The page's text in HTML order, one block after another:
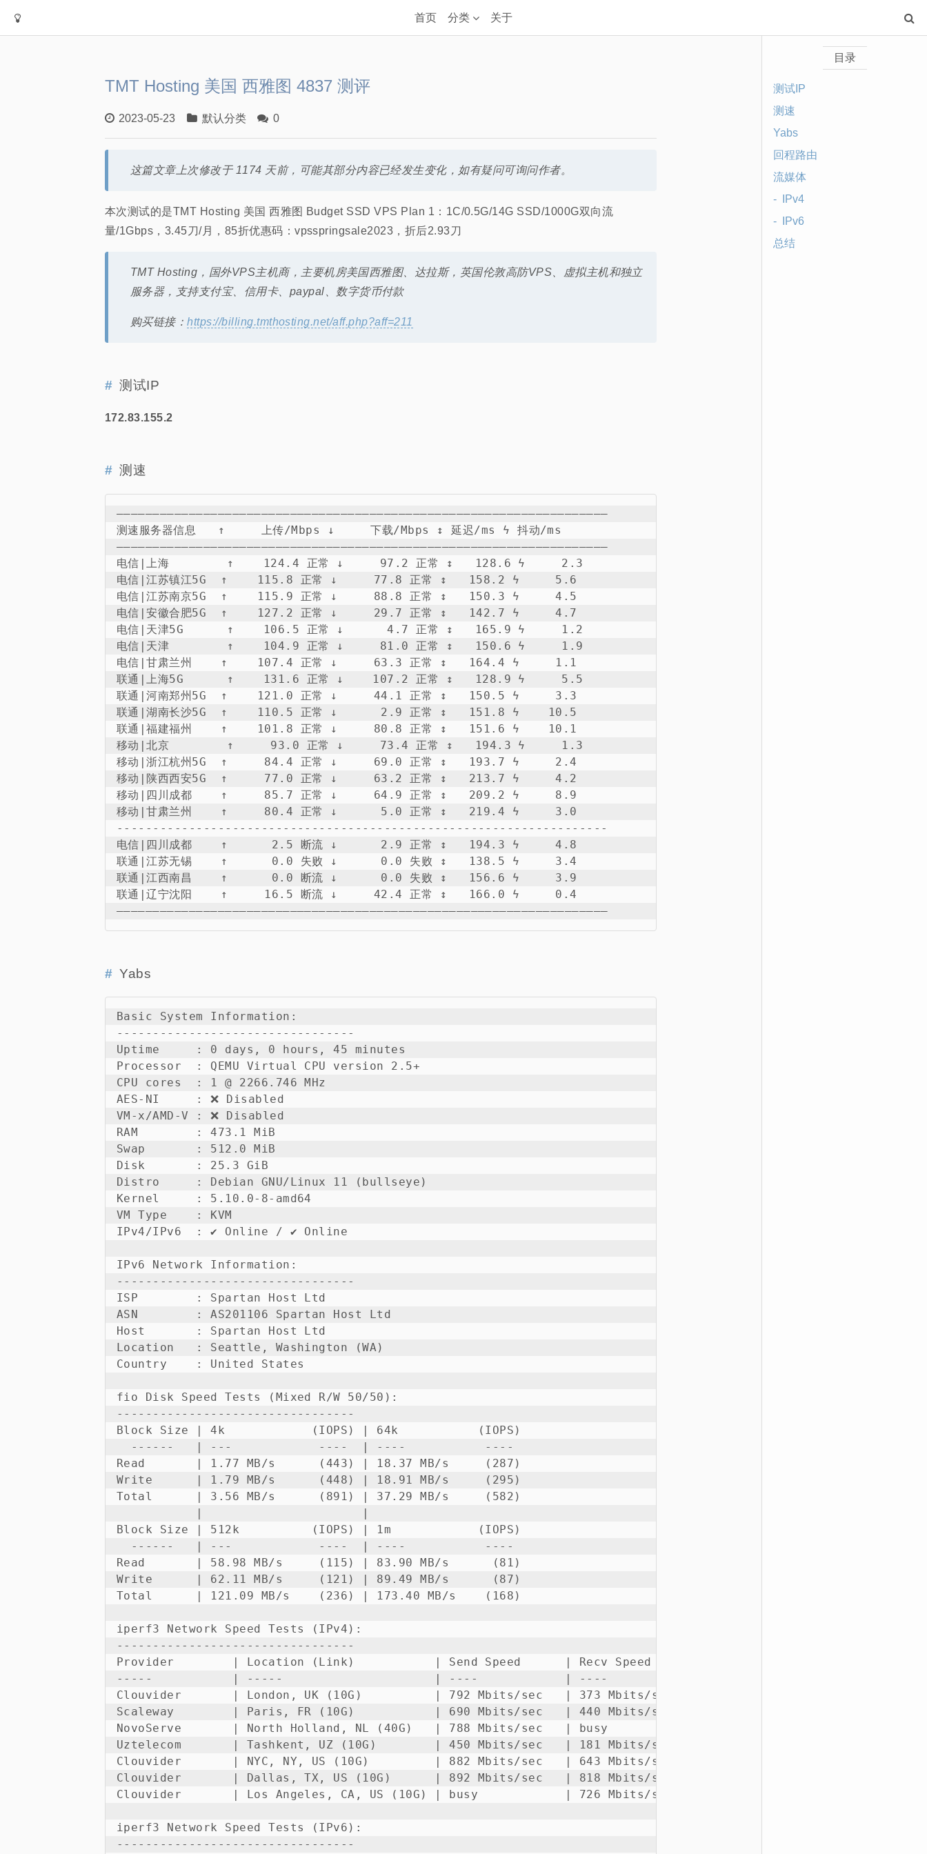
首页 分类 关于
TMT Hosting 美国 西雅图 4837 测评
2023-05-23 默认分类 0
这篇文章上次修改于 1174 天前，可能其部分内容已经发生变化，如有疑问可询问作者。
本次测试的是TMT Hosting 美国 西雅图 Budget SSD VPS Plan 1：1C/0.5G/14G SSD/1000G双向流
量/1Gbps，3.45刀/月，85折优惠码：vpsspringsale2023，折后2.93刀
TMT Hosting，国外VPS主机商，主要机房美国西雅图、达拉斯，英国伦敦高防VPS、虚拟主机和独立
服务器，支持支付宝、信用卡、paypal、数字货币付款
购买链接：https://billing.tmthosting.net/aff.php?aff=211
测试IP
172.83.155.2
测速
————————————————————————————————————————————————————————————————————
测速服务器信息   ↑     上传/Mbps ↓     下载/Mbps ↕ 延迟/ms ϟ 抖动/ms
————————————————————————————————————————————————————————————————————
电信|上海        ↑    124.4 正常 ↓     97.2 正常 ↕   128.6 ϟ     2.3
电信|江苏镇江5G  ↑    115.8 正常 ↓     77.8 正常 ↕   158.2 ϟ     5.6
电信|江苏南京5G  ↑    115.9 正常 ↓     88.8 正常 ↕   150.3 ϟ     4.5
电信|安徽合肥5G  ↑    127.2 正常 ↓     29.7 正常 ↕   142.7 ϟ     4.7
电信|天津5G      ↑    106.5 正常 ↓      4.7 正常 ↕   165.9 ϟ     1.2
电信|天津        ↑    104.9 正常 ↓     81.0 正常 ↕   150.6 ϟ     1.9
电信|甘肃兰州    ↑    107.4 正常 ↓     63.3 正常 ↕   164.4 ϟ     1.1
联通|上海5G      ↑    131.6 正常 ↓    107.2 正常 ↕   128.9 ϟ     5.5
联通|河南郑州5G  ↑    121.0 正常 ↓     44.1 正常 ↕   150.5 ϟ     3.3
联通|湖南长沙5G  ↑    110.5 正常 ↓      2.9 正常 ↕   151.8 ϟ    10.5
联通|福建福州    ↑    101.8 正常 ↓     80.8 正常 ↕   151.6 ϟ    10.1
移动|北京        ↑     93.0 正常 ↓     73.4 正常 ↕   194.3 ϟ     1.3
移动|浙江杭州5G  ↑     84.4 正常 ↓     69.0 正常 ↕   193.7 ϟ     2.4
移动|陕西西安5G  ↑     77.0 正常 ↓     63.2 正常 ↕   213.7 ϟ     4.2
移动|四川成都    ↑     85.7 正常 ↓     64.9 正常 ↕   209.2 ϟ     8.9
移动|甘肃兰州    ↑     80.4 正常 ↓      5.0 正常 ↕   219.4 ϟ     3.0
--------------------------------------------------------------------
电信|四川成都    ↑      2.5 断流 ↓      2.9 正常 ↕   194.3 ϟ     4.8
联通|江苏无锡    ↑      0.0 失败 ↓      0.0 失败 ↕   138.5 ϟ     3.4
联通|江西南昌    ↑      0.0 断流 ↓      0.0 失败 ↕   156.6 ϟ     3.9
联通|辽宁沈阳    ↑     16.5 断流 ↓     42.4 正常 ↕   166.0 ϟ     0.4
————————————————————————————————————————————————————————————————————
Yabs
Basic System Information:
---------------------------------
Uptime     : 0 days, 0 hours, 45 minutes
Processor  : QEMU Virtual CPU version 2.5+
CPU cores  : 1 @ 2266.746 MHz
AES-NI     : ❌ Disabled
VM-x/AMD-V : ❌ Disabled
RAM        : 473.1 MiB
Swap       : 512.0 MiB
Disk       : 25.3 GiB
Distro     : Debian GNU/Linux 11 (bullseye)
Kernel     : 5.10.0-8-amd64
VM Type    : KVM
IPv4/IPv6  : ✔ Online / ✔ Online
IPv6 Network Information:
---------------------------------
ISP        : Spartan Host Ltd
ASN        : AS201106 Spartan Host Ltd
Host       : Spartan Host Ltd
Location   : Seattle, Washington (WA)
Country    : United States
fio Disk Speed Tests (Mixed R/W 50/50):
---------------------------------
Block Size | 4k            (IOPS) | 64k           (IOPS)
  ------   | ---            ----  | ----           ----
Read       | 1.77 MB/s      (443) | 18.37 MB/s     (287)
Write      | 1.79 MB/s      (448) | 18.91 MB/s     (295)
Total      | 3.56 MB/s      (891) | 37.29 MB/s     (582)
           |                      |
Block Size | 512k          (IOPS) | 1m            (IOPS)
  ------   | ---            ----  | ----           ----
Read       | 58.98 MB/s     (115) | 83.90 MB/s      (81)
Write      | 62.11 MB/s     (121) | 89.49 MB/s      (87)
Total      | 121.09 MB/s    (236) | 173.40 MB/s    (168)
iperf3 Network Speed Tests (IPv4):
---------------------------------
Provider        | Location (Link)           | Send Speed      | Recv Speed      | Ping
-----           | -----                     | ----            | ----            | ----
Clouvider       | London, UK (10G)          | 792 Mbits/sec   | 373 Mbits/sec   | 123 ms
Scaleway        | Paris, FR (10G)           | 690 Mbits/sec   | 440 Mbits/sec   | 156 ms
NovoServe       | North Holland, NL (40G)   | 788 Mbits/sec   | busy            | 140 ms
Uztelecom       | Tashkent, UZ (10G)        | 450 Mbits/sec   | 181 Mbits/sec   | 212 ms
Clouvider       | NYC, NY, US (10G)         | 882 Mbits/sec   | 643 Mbits/sec   | 81.4 ms
Clouvider       | Dallas, TX, US (10G)      | 892 Mbits/sec   | 818 Mbits/sec   | 58.8 ms
Clouvider       | Los Angeles, CA, US (10G) | busy            | 726 Mbits/sec   | 35.5 ms
iperf3 Network Speed Tests (IPv6):
---------------------------------
目录
测试IP
测速
Yabs
回程路由
流媒体
IPv4
IPv6
总结